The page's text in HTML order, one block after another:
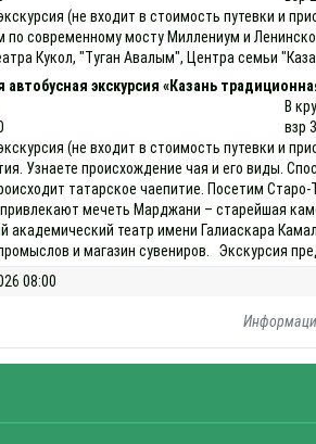
(не входит в стоимость путевки и
по современному мосту Миллениум и
Кукол, "Туган Авалым", Центра семьи
экскурсия «Казань
В
взр
(не входит в стоимость путевки и
Узнаете происхождение чая и его виды.
татарское чаепитие. Посетим
мечеть Марджани – старейшая
академический театр имени Галиаскара
и магазин сувениров. Экскурсия
08:00